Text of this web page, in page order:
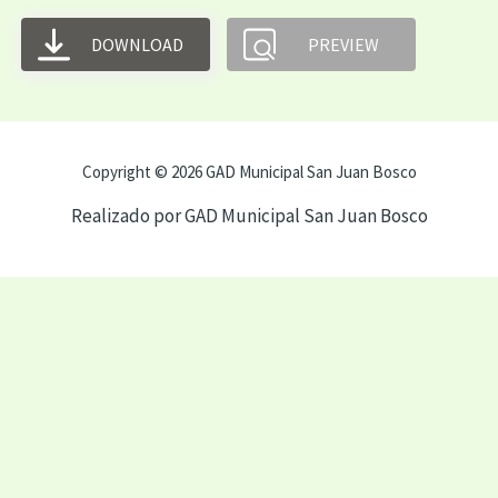
DOWNLOAD PREVIEW
Copyright © 2026 GAD Municipal San Juan Bosco
Realizado por GAD Municipal San Juan Bosco